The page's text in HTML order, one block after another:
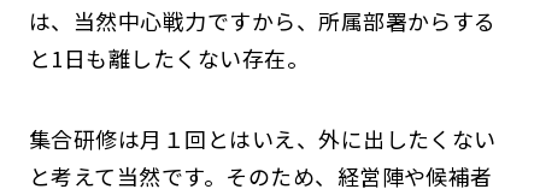
は、当然中心戦力ですから、所属部署からする
と1日も離したくない存在。
集合研修は月１回とはいえ、外に出したくない
と考えて当然です。そのため、経営陣や候補者